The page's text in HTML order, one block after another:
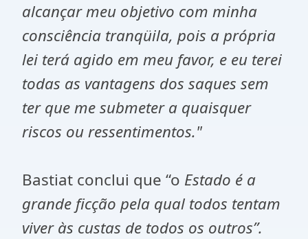
alcançar meu objetivo com minha
consciência tranqüila, pois a própria
lei terá agido em meu favor, e eu terei
todas as vantagens dos saques sem
ter que me submeter a quaisquer
riscos ou ressentimentos."
Bastiat conclui que “o Estado é a
grande ficção pela qual todos tentam
viver às custas de todos os outros”.